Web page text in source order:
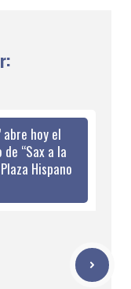
abre hoy el
“Sax a la
Hispano